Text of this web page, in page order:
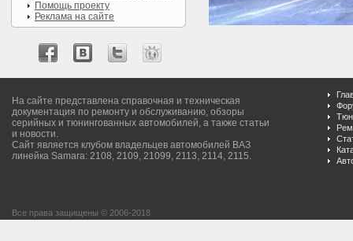
Помощь проекту
Реклама на сайте
На сайте представлена справочная и техническая
документация по ремонту и обслуживанию, обзоры
серийных и тюнингованных автомобилей, а также статьи
и новости.
Сайт является клубом владельцев автомобилей ВАЗ
линейка Samara: 2108, 2109, 21099, 2113, 2114, 2115.
Все права защищены © 2006-2018